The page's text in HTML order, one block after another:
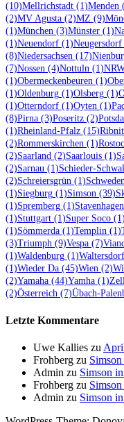
(10)Mellrichstadt (1)Menden
(2)MV Agusta (2)MZ (9)
(1)München (3)Münster (1)
(1)Neuendorf (1)Neugersdorf
(8)Niedersachsen (17)
(7)Nossen (4)Nottuln (1)
(1)Obermeckenbeuren (1)
(1)Oldenburg (1)Olsberg (1)
(1)Otterndorf (1)Oyten (1)
(8)Pirna (3)Poseritz (2)
(1)Rheinland-Pfalz (15)
(2)Rommerskirchen (1)
(2)Saarland (2)Saarlouis (1)
(2)Sarnau (1)Schieder-
(2)Schreiersgrün (1)
(1)Siegburg (1)Simson (39)
(1)Spremberg (1)Stavenhagen
(1)Stuttgart (1)Super Soco (1)
(1)Sömmerda (1)Templin (1)
(3)Triumph (9)Vespa (7)
(1)Waldenburg (1)Waltersdorf
(1)Wieder Da (45)Wien (2)
(2)Yamaha (44)Yamha (1)
(2)Österreich (7)Übach-
Letzte Kommentare
Uwe Kallies zu
Frohberg zu
Admin zu Simson
Frohberg zu
Admin zu Simson